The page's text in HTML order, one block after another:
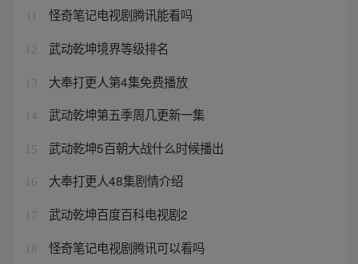
怪奇笔记电视剧腾讯能看吗
12 武动乾坤境界等级排名
13 大奉打更人第4集免费播放
14 武动乾坤第五季周几更新一集
15 武动乾坤5百朝大战什么时候播出
16 大奉打更人48集剧情介绍
17 武动乾坤百度百科电视剧2
18 怪奇笔记电视剧腾讯可以看吗